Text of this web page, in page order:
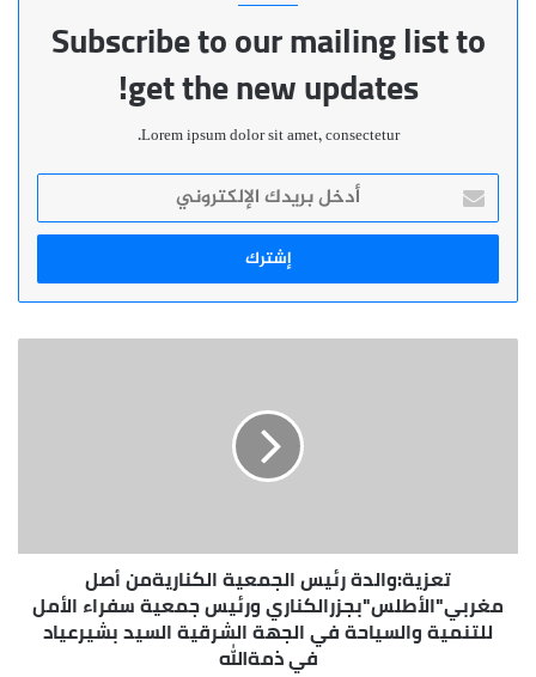
Subscribe to our mailing list to
get the new updates!
Lorem ipsum dolor sit amet, consectetur.
أدخل
بريدك
الإلكتروني
تعزية:والدة
سفراء
للتنمية
والسياحة
تعزية:والدة رئيس الجمعية الكناريةمن أصل
مغربي"الأطلس"بجزرالكناري ورئيس جمعية سفراء الأمل
للتنمية والسياحة في الجهة الشرقية السيد بشيرعياد
في ذمةالله